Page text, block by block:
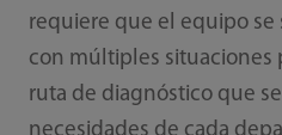
requiere que el equipo
con múltiples situaciones
ruta de diagnóstico que